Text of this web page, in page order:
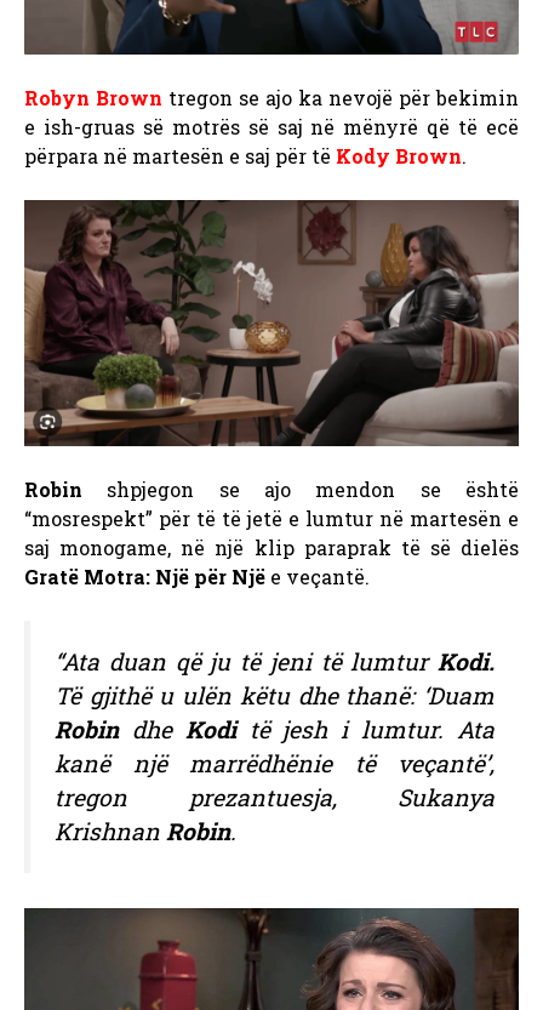
Robyn Brown tregon se ajo ka nevojë për bekimin
e ish-gruas së motrës së saj në mënyrë që të ecë
përpara në martesën e saj për të Kody Brown.
Robin shpjegon se ajo mendon se është
“mosrespekt” për të të jetë e lumtur në martesën e
saj monogame, në një klip paraprak të së dielës
Gratë Motra: Një për Një e veçantë.
“Ata duan që ju të jeni të lumtur Kodi.
Të gjithë u ulën këtu dhe thanë: ‘Duam
Robindhe Koditë jesh i lumtur. Ata
kanë një marrëdhënie të veçantë’,
tregon prezantuesja, Sukanya
Krishnan Robin.